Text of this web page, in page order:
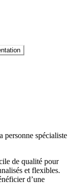
personne spécialiste
de qualité pour
et flexibles.
d’une